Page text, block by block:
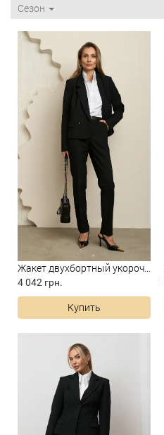
Сезон
Жакет двухбортный укороченны...
4 042 грн.
Купить